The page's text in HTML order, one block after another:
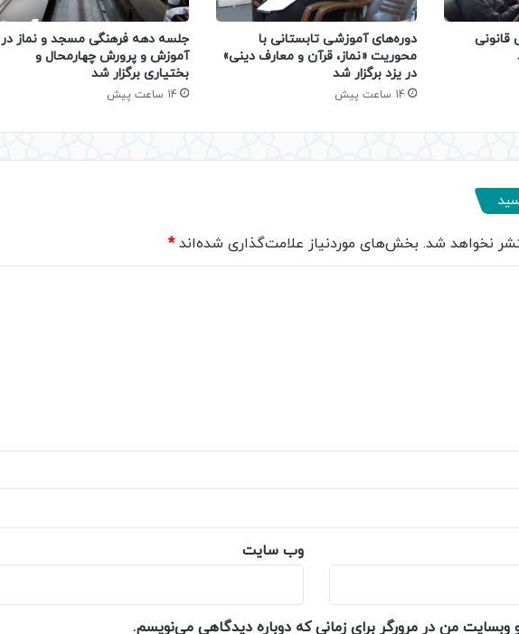
قانونی
دوره‌های آموزشی تابستانی با
محوریت «نماز، قرآن و معارف دینی»
در یزد برگزار شد
14 ساعت پیش
جلسه دهه فرهنگی مسجد و نماز در
آموزش و پرورش چهارمحال و
بختیاری برگزار شد
14 ساعت پیش
نخواهد شد. بخش‌های موردنیاز علامت‌گذاری شده‌اند*
وب‌ سایت
وبسایت من در مرورگر برای زمانی که دوباره دیدگاهی می‌نویسم.